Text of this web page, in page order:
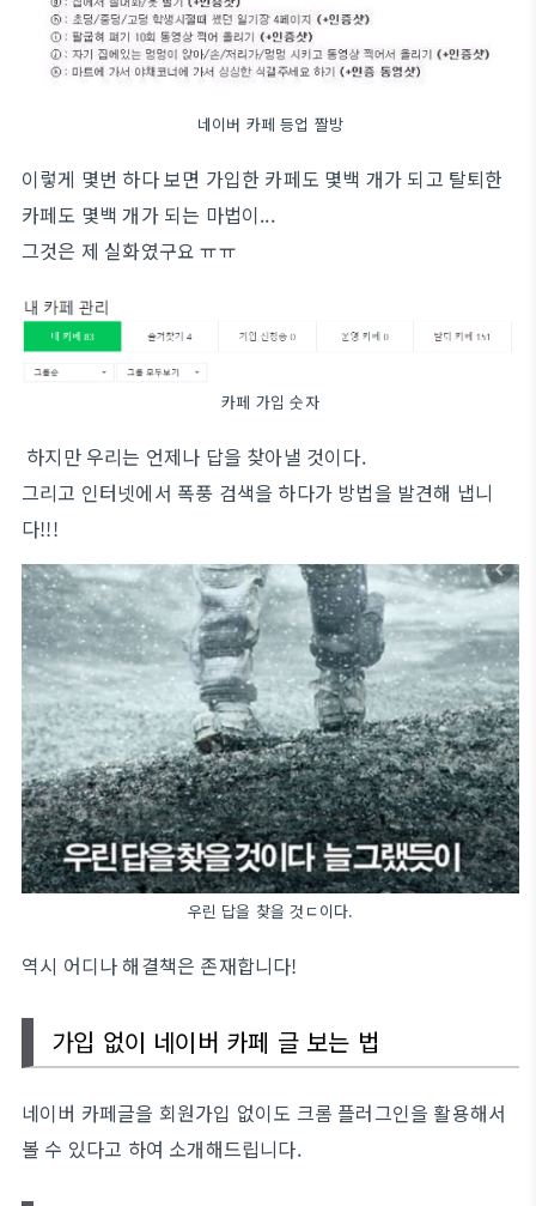
네이버 카페 등업 짤방
이렇게 몇번 하다 보면 가입한 카페도 몇백 개가 되고 탈퇴한
카페도 몇백 개가 되는 마법이...
그것은 제 실화였구요 ㅠㅠ
카페 가입 숫자
하지만 우리는 언제나 답을 찾아낼 것이다.
그리고 인터넷에서 폭풍 검색을 하다가 방법을 발견해 냅니
다!!!
우린 답을 찾을 것ㄷ이다.
역시 어디나 해결책은 존재합니다!
가입 없이 네이버 카페 글 보는 법
네이버 카페글을 회원가입 없이도 크롬 플러그인을 활용해서
볼 수 있다고 하여 소개해드립니다.